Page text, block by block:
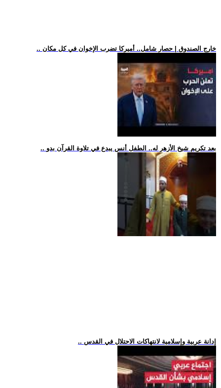
.. خارج الصندوق | حصار شامل.. أميركا تضرب الإخوان في كل مكان
.. بعد تكريم شيخ الأزهر له.. الطفل أنس يبدع في تلاوة القرآن بدو
.. إدانة عربية وإسلامية لانتهاكات الاحتلال في القدس